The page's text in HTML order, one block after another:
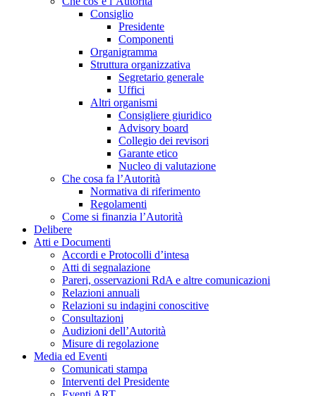
Consiglio
Presidente
Componenti
Organigramma
Struttura organizzativa
Segretario generale
Uffici
Altri organismi
Consigliere giuridico
Advisory board
Collegio dei revisori
Garante etico
Nucleo di valutazione
Che cosa fa l’Autorità
Normativa di riferimento
Regolamenti
Come si finanzia l’Autorità
Delibere
Atti e Documenti
Accordi e Protocolli d’intesa
Atti di segnalazione
Pareri, osservazioni RdA e altre comunicazioni
Relazioni annuali
Relazioni su indagini conoscitive
Consultazioni
Audizioni dell’Autorità
Misure di regolazione
Media ed Eventi
Comunicati stampa
Interventi del Presidente